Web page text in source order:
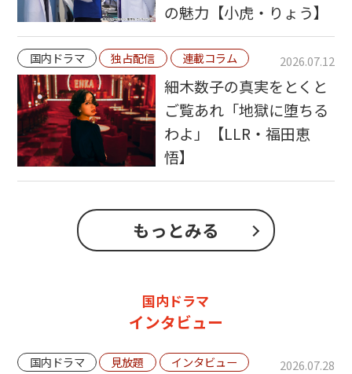
の魅力【小虎・りょう】
国内ドラマ 独占配信 連載コラム 2026.07.12
細木数子の真実をとくと
ご覧あれ「地獄に堕ちる
わよ」【LLR・福田恵
悟】
もっとみる
国内ドラマ
インタビュー
国内ドラマ 見放題 インタビュー 2026.07.28